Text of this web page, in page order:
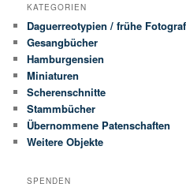
KATEGORIEN
Daguerreotypien / frühe
Gesangbücher
Hamburgensien
Miniaturen
Scherenschnitte
Stammbücher
Übernommene Patenschaften
Weitere Objekte
SPENDEN